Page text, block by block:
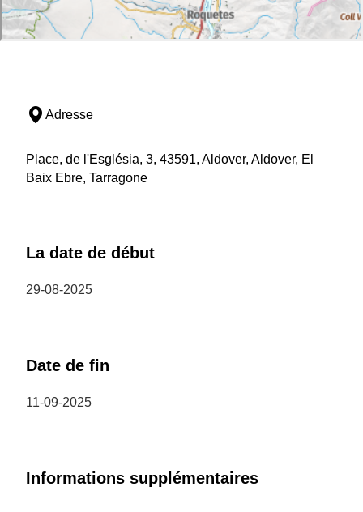
Adresse
Place, de l'Església, 3, 43591, Aldover, Aldover, El
Baix Ebre, Tarragone
La date de début
29-08-2025
Date de fin
11-09-2025
Informations supplémentaires